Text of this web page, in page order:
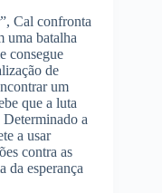
Cal confronta
uma batalha
consegue
de
um
que a luta
a
a usar
contra as
da esperança